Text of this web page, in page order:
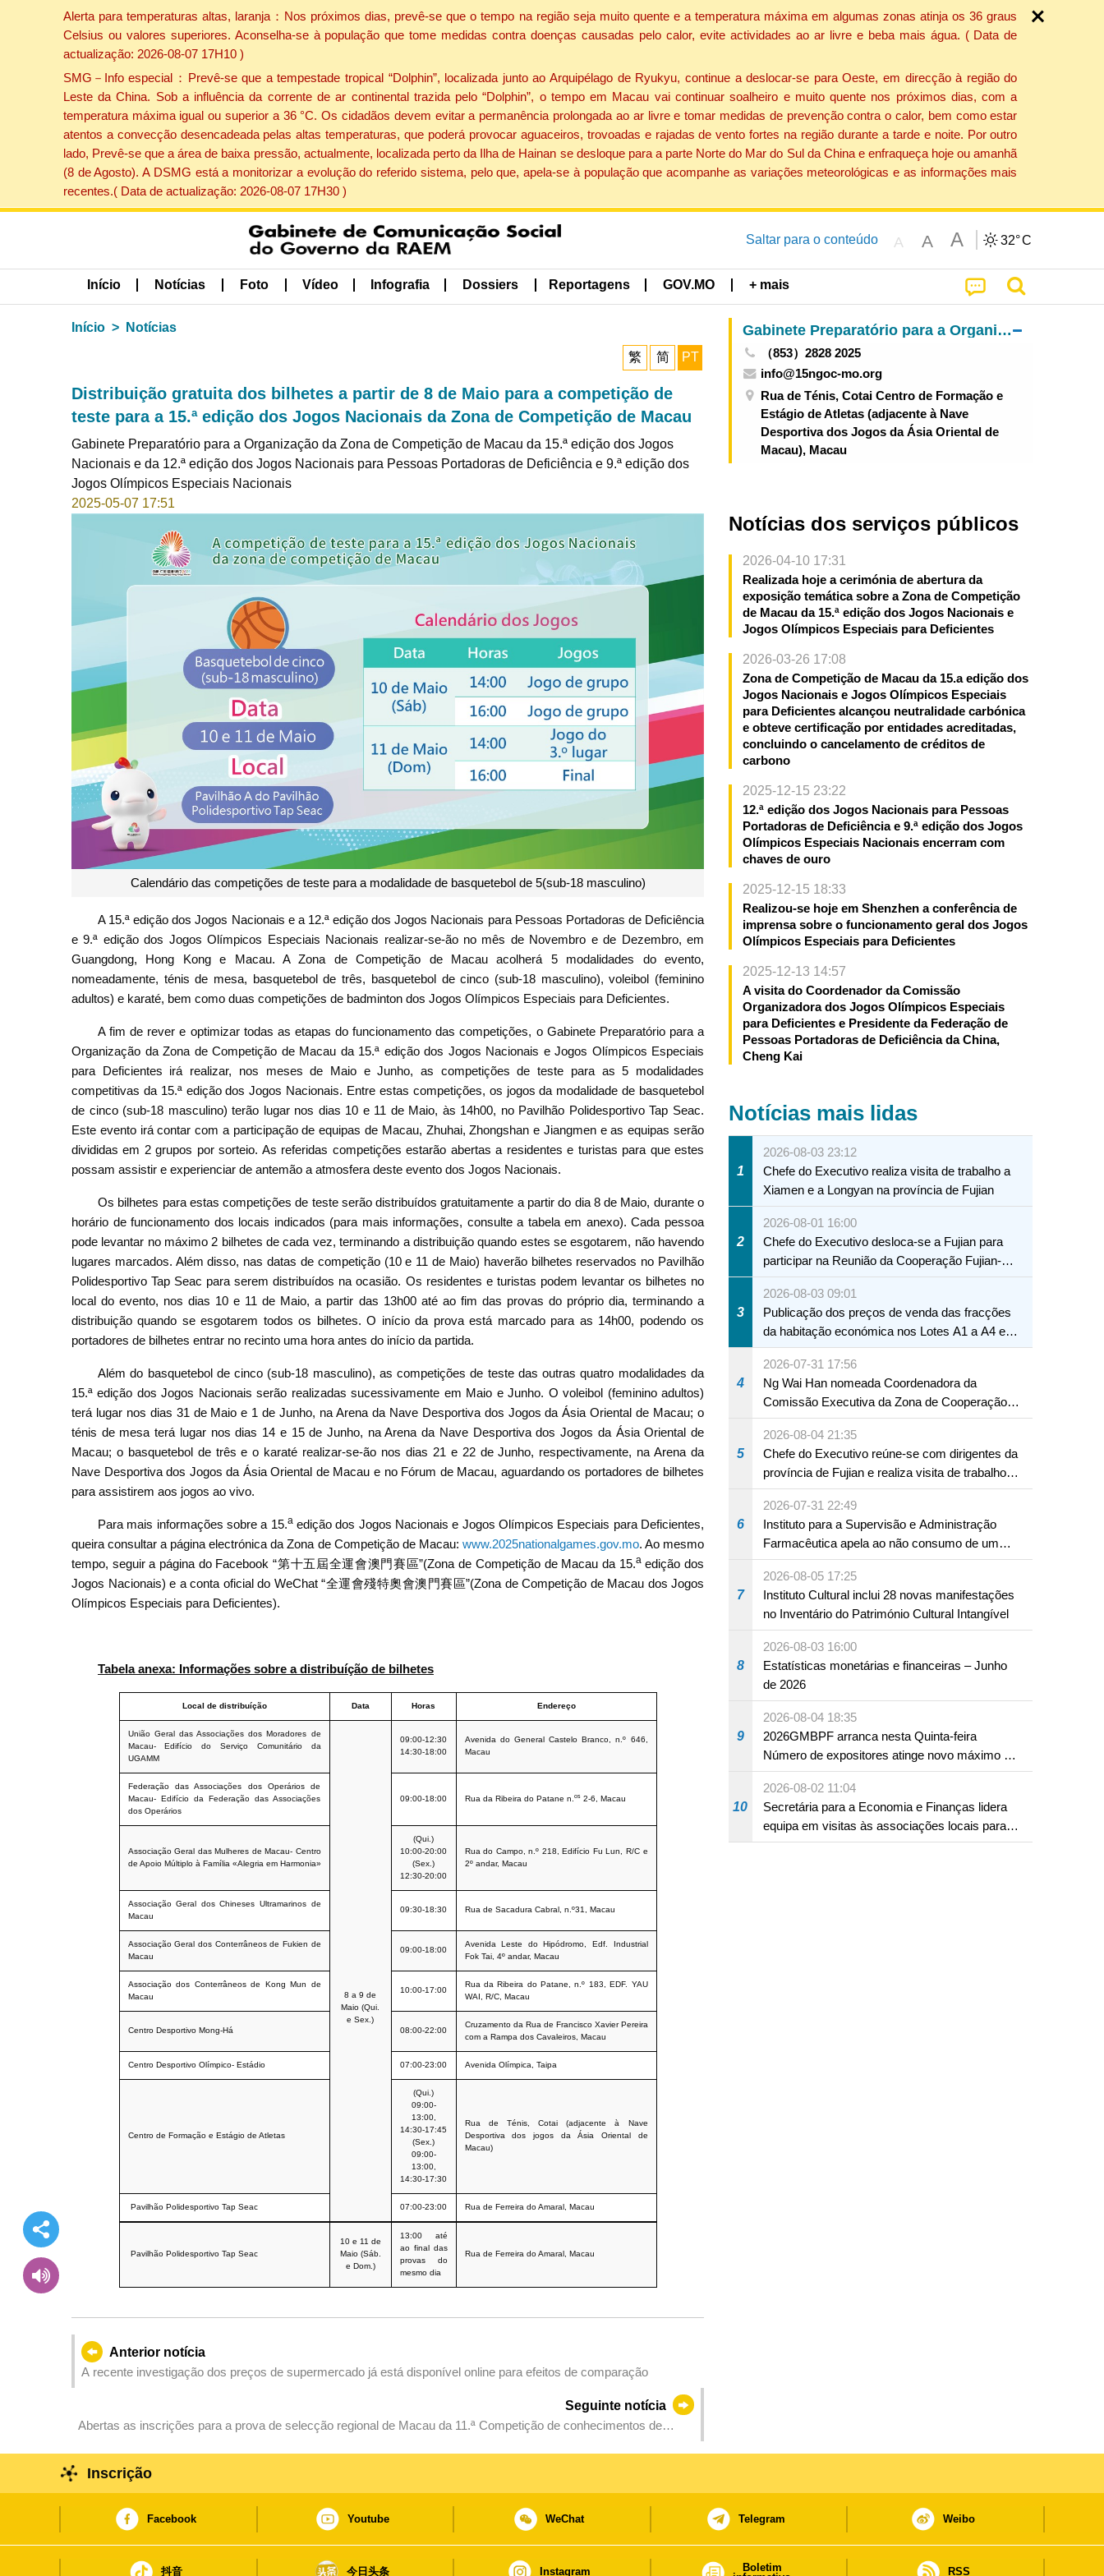
Alerta para temperaturas altas, laranja：Nos próximos dias, prevê-se que o tempo na região seja muito quente e a temperatura máxima em algumas zonas atinja os 36 graus
Celsius ou valores superiores. Aconselha-se à população que tome medidas contra doenças causadas pelo calor, evite actividades ao ar livre e beba mais água. ( Data de
actualização: 2026-08-07 17H10 )
SMG－Info especial：Prevê-se que a tempestade tropical “Dolphin”, localizada junto ao Arquipélago de Ryukyu, continue a deslocar-se para Oeste, em direcção à região do
Leste da China. Sob a influência da corrente de ar continental trazida pelo “Dolphin”, o tempo em Macau vai continuar soalheiro e muito quente nos próximos dias, com a
temperatura máxima igual ou superior a 36 °C. Os cidadãos devem evitar a permanência prolongada ao ar livre e tomar medidas de prevenção contra o calor, bem como estar
atentos a convecção desencadeada pelas altas temperaturas, que poderá provocar aguaceiros, trovoadas e rajadas de vento fortes na região durante a tarde e noite. Por outro
lado, Prevê-se que a área de baixa pressão, actualmente, localizada perto da Ilha de Hainan se desloque para a parte Norte do Mar do Sul da China e enfraqueça hoje ou amanhã
(8 de Agosto). A DSMG está a monitorizar a evolução do referido sistema, pelo que, apela-se à população que acompanhe as variações meteorológicas e as informações mais
recentes.( Data de actualização: 2026-08-07 17H30 )
Saltar para o conteúdo A A A 32°C
Início Notícias Foto Vídeo Infografia Dossiers Reportagens GOV.MO + mais
Início Notícias
繁 简 PT
Distribuição gratuita dos bilhetes a partir de 8 de Maio para a competição de
teste para a 15.ª edição dos Jogos Nacionais da Zona de Competição de Macau
Gabinete Preparatório para a Organização da Zona de Competição de Macau da 15.ª edição dos Jogos
Nacionais e da 12.ª edição dos Jogos Nacionais para Pessoas Portadoras de Deficiência e 9.ª edição dos
Jogos Olímpicos Especiais Nacionais
2025-05-07 17:51
Calendário das competições de teste para a modalidade de basquetebol de 5(sub-18 masculino)
A 15.ª edição dos Jogos Nacionais e a 12.ª edição dos Jogos Nacionais para Pessoas Portadoras de Deficiência
e 9.ª edição dos Jogos Olímpicos Especiais Nacionais realizar-se-ão no mês de Novembro e de Dezembro, em
Guangdong, Hong Kong e Macau. A Zona de Competição de Macau acolherá 5 modalidades do evento,
nomeadamente, ténis de mesa, basquetebol de três, basquetebol de cinco (sub-18 masculino), voleibol (feminino
adultos) e karaté, bem como duas competições de badminton dos Jogos Olímpicos Especiais para Deficientes.
A fim de rever e optimizar todas as etapas do funcionamento das competições, o Gabinete Preparatório para a
Organização da Zona de Competição de Macau da 15.ª edição dos Jogos Nacionais e Jogos Olímpicos Especiais
para Deficientes irá realizar, nos meses de Maio e Junho, as competições de teste para as 5 modalidades
competitivas da 15.ª edição dos Jogos Nacionais. Entre estas competições, os jogos da modalidade de basquetebol
de cinco (sub-18 masculino) terão lugar nos dias 10 e 11 de Maio, às 14h00, no Pavilhão Polidesportivo Tap Seac.
Este evento irá contar com a participação de equipas de Macau, Zhuhai, Zhongshan e Jiangmen e as equipas serão
divididas em 2 grupos por sorteio. As referidas competições estarão abertas a residentes e turistas para que estes
possam assistir e experienciar de antemão a atmosfera deste evento dos Jogos Nacionais.
Os bilhetes para estas competições de teste serão distribuídos gratuitamente a partir do dia 8 de Maio, durante o
horário de funcionamento dos locais indicados (para mais informações, consulte a tabela em anexo). Cada pessoa
pode levantar no máximo 2 bilhetes de cada vez, terminando a distribuição quando estes se esgotarem, não havendo
lugares marcados. Além disso, nas datas de competição (10 e 11 de Maio) haverão bilhetes reservados no Pavilhão
Polidesportivo Tap Seac para serem distribuídos na ocasião. Os residentes e turistas podem levantar os bilhetes no
local do evento, nos dias 10 e 11 de Maio, a partir das 13h00 até ao fim das provas do próprio dia, terminando a
distribuição quando se esgotarem todos os bilhetes. O início da prova está marcado para as 14h00, podendo os
portadores de bilhetes entrar no recinto uma hora antes do início da partida.
Além do basquetebol de cinco (sub-18 masculino), as competições de teste das outras quatro modalidades da
15.ª edição dos Jogos Nacionais serão realizadas sucessivamente em Maio e Junho. O voleibol (feminino adultos)
terá lugar nos dias 31 de Maio e 1 de Junho, na Arena da Nave Desportiva dos Jogos da Ásia Oriental de Macau; o
ténis de mesa terá lugar nos dias 14 e 15 de Junho, na Arena da Nave Desportiva dos Jogos da Ásia Oriental de
Macau; o basquetebol de três e o karaté realizar-se-ão nos dias 21 e 22 de Junho, respectivamente, na Arena da
Nave Desportiva dos Jogos da Ásia Oriental de Macau e no Fórum de Macau, aguardando os portadores de bilhetes
para assistirem aos jogos ao vivo.
Para mais informações sobre a 15.aedição dos Jogos Nacionais e Jogos Olímpicos Especiais para Deficientes,
queira consultar a página electrónica da Zona de Competição de Macau: www.2025nationalgames.gov.mo. Ao mesmo
tempo, seguir a página do Facebook “第十五屆全運會澳門賽區”(Zona de Competição de Macau da 15.aedição dos
Jogos Nacionais) e a conta oficial do WeChat “全運會殘特奧會澳門賽區”(Zona de Competição de Macau dos Jogos
Olímpicos Especiais para Deficientes).
Tabela anexa: Informações sobre a distribuíção de bilhetes
Local de distribuíção Data Horas Endereço
União Geral das Associações dos Moradores de
Macau- Edifício do Serviço Comunitário da
UGAMM
8 a 9 de
Maio (Qui.
e Sex.)
09:00-12:30
14:30-18:00
Avenida do General Castelo Branco, n.º 646,
Macau
Federação das Associações dos Operários de
Macau- Edifício da Federação das Associações
dos Operários
09:00-18:00 Rua da Ribeira do Patane n. os2-6, Macau
Associação Geral das Mulheres de Macau- Centro
de Apoio Múltiplo à Família «Alegria em Harmonia»
(Qui.)
10:00-20:00
(Sex.)
12:30-20:00
Rua do Campo, n.º 218, Edifício Fu Lun, R/C e
2º andar, Macau
Associação Geral dos Chineses Ultramarinos de
Macau
09:30-18:30 Rua de Sacadura Cabral, n.º31, Macau
Associação Geral dos Conterrâneos de Fukien de
Macau
09:00-18:00
Avenida Leste do Hipódromo, Edf. Industrial
Fok Tai, 4º andar, Macau
Associação dos Conterrâneos de Kong Mun de
Macau
10:00-17:00
Rua da Ribeira do Patane, n.º 183, EDF. YAU
WAI, R/C, Macau
Centro Desportivo Mong-Há 08:00-22:00
Cruzamento da Rua de Francisco Xavier Pereira
com a Rampa dos Cavaleiros, Macau
Centro Desportivo Olímpico- Estádio 07:00-23:00 Avenida Olímpica, Taipa
Centro de Formação e Estágio de Atletas
(Qui.)
09:00-
13:00,
14:30-17:45
(Sex.)
09:00-
13:00,
14:30-17:30
Rua de Ténis, Cotai (adjacente à Nave
Desportiva dos jogos da Ásia Oriental de
Macau)
Pavilhão Polidesportivo Tap Seac 07:00-23:00 Rua de Ferreira do Amaral, Macau
Pavilhão Polidesportivo Tap Seac
10 e 11 de
Maio (Sáb.
e Dom.)
13:00 até
ao final das
provas do
mesmo dia
Rua de Ferreira do Amaral, Macau
Anterior notícia
A recente investigação dos preços de supermercado já está disponível online para efeitos de comparação
Seguinte notícia
Abertas as inscrições para a prova de selecção regional de Macau da 11.ª Competição de conhecimentos de
Gabinete Preparatório para a Organização da Zona de Competição de Macau da 15.ª edição dos Jogos Nacionais e da 12.ª edição dos Jogos Nacionais para Pessoas Portadoras de Deficiência e 9.ª edição dos Jogos Olímpicos Especiais Nacionais
（853）2828 2025
info@15ngoc-mo.org
Rua de Ténis, Cotai Centro de Formação e
Estágio de Atletas (adjacente à Nave
Desportiva dos Jogos da Ásia Oriental de
Macau), Macau
Notícias dos serviços públicos
2026-04-10 17:31
Realizada hoje a cerimónia de abertura da
exposição temática sobre a Zona de Competição
de Macau da 15.ª edição dos Jogos Nacionais e
Jogos Olímpicos Especiais para Deficientes
2026-03-26 17:08
Zona de Competição de Macau da 15.a edição dos
Jogos Nacionais e Jogos Olímpicos Especiais
para Deficientes alcançou neutralidade carbónica
e obteve certificação por entidades acreditadas,
concluindo o cancelamento de créditos de
carbono
2025-12-15 23:22
12.ª edição dos Jogos Nacionais para Pessoas
Portadoras de Deficiência e 9.ª edição dos Jogos
Olímpicos Especiais Nacionais encerram com
chaves de ouro
2025-12-15 18:33
Realizou-se hoje em Shenzhen a conferência de
imprensa sobre o funcionamento geral dos Jogos
Olímpicos Especiais para Deficientes
2025-12-13 14:57
A visita do Coordenador da Comissão
Organizadora dos Jogos Olímpicos Especiais
para Deficientes e Presidente da Federação de
Pessoas Portadoras de Deficiência da China,
Cheng Kai
Notícias mais lidas
1
2026-08-03 23:12
Chefe do Executivo realiza visita de trabalho a
Xiamen e a Longyan na província de Fujian
2
2026-08-01 16:00
Chefe do Executivo desloca-se a Fujian para
participar na Reunião da Cooperação Fujian-
Macau
3
2026-08-03 09:01
Publicação dos preços de venda das fracções
da habitação económica nos Lotes A1 a A4 e
A12 da Zona A dos Novos Aterros
4
2026-07-31 17:56
Ng Wai Han nomeada Coordenadora da
Comissão Executiva da Zona de Cooperação
Aprofundada entre Guangdong e Macau em
Hengqin
5
2026-08-04 21:35
Chefe do Executivo reúne-se com dirigentes da
província de Fujian e realiza visita de trabalho
em Fuzhou
6
2026-07-31 22:49
Instituto para a Supervisão e Administração
Farmacêutica apela ao não consumo de um
produto com substâncias medicamentosas
ocidentais
7
2026-08-05 17:25
Instituto Cultural inclui 28 novas manifestações
no Inventário do Património Cultural Intangível
8
2026-08-03 16:00
Estatísticas monetárias e financeiras – Junho
de 2026
9
2026-08-04 18:35
2026GMBPF arranca nesta Quinta-feira
Número de expositores atinge novo máximo em
18 anos
10
2026-08-02 11:04
Secretária para a Economia e Finanças lidera
equipa em visitas às associações locais para
consolidar consensos e promover os trabalhos
Inscrição
Facebook Youtube WeChat Telegram Weibo
抖音 今日头条 Instagram
Boletim
RSS